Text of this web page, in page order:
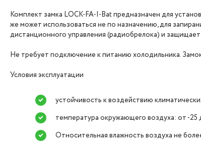
Комплект замка LOCK-FA-I-Bat предназначен для
же может использоваться не по назначению, для
дистанционного управления (радиобрелока) и
Не требует подключение к питанию холодильника.
Условия эксплуатации
устойчивость к воздействию
температура окружающего воздуха: от -25
Относительная влажность воздуха не